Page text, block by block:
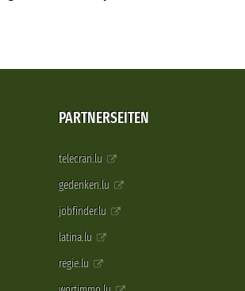
PARTNERSEITEN
telecran.lu
gedenken.lu
jobfinder.lu
latina.lu
regie.lu